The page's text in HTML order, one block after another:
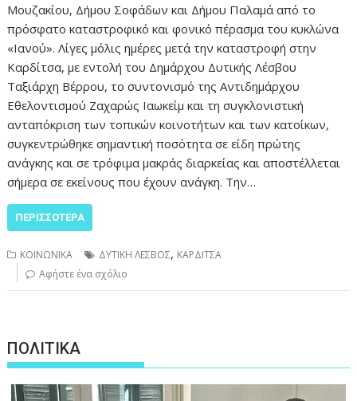
Μουζακίου, Δήμου Σοφάδων και Δήμου Παλαμά από το
πρόσφατο καταστροφικό και φονικό πέρασμα του κυκλώνα
«Ιανού». Λίγες μόλις ημέρες μετά την καταστροφή στην
Καρδίτσα, με εντολή του Δημάρχου Δυτικής Λέσβου
Ταξιάρχη Βέρρου, το συντονισμό της Αντιδημάρχου
Εθελοντισμού Ζαχαρώς Ιαωκείμ και τη συγκλονιστική
ανταπόκριση των τοπικών κοινοτήτων και των κατοίκων,
συγκεντρώθηκε σημαντική ποσότητα σε είδη πρώτης
ανάγκης και σε τρόφιμα μακράς διαρκείας και αποστέλλεται
σήμερα σε εκείνους που έχουν ανάγκη. Την…
ΠΕΡΙΣΣΌΤΕΡΑ
ΚΟΙΝΩΝΙΚΑ ΔΥΤΙΚΗ ΛΕΣΒΟΣ, ΚΑΡΔΙΤΣΑ
Αφήστε ένα σχόλιο
ΠΟΛΙΤΙΚΑ